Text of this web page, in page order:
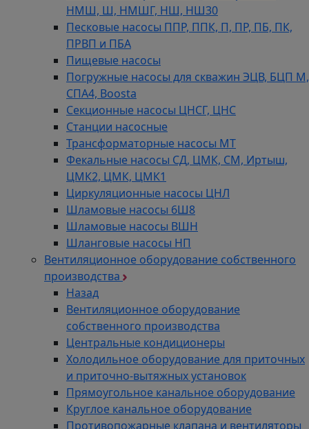
НМШ, Ш, НМШГ, НШ, НШ30
Песковые насосы ППР, ППК, П, ПР, ПБ, ПК,
ПРВП и ПБА
Пищевые насосы
Погружные насосы для скважин ЭЦВ, БЦП М,
СПА4, Boosta
Секционные насосы ЦНСГ, ЦНС
Станции насосные
Трансформаторные насосы МТ
Фекальные насосы СД, ЦМК, СМ, Иртыш,
ЦМК2, ЦМК, ЦМК1
Циркуляционные насосы ЦНЛ
Шламовые насосы 6Ш8
Шламовые насосы ВШН
Шланговые насосы НП
Вентиляционное оборудование собственного
производства
Назад
Вентиляционное оборудование
собственного производства
Центральные кондиционеры
Холодильное оборудование для приточных
и приточно-вытяжных установок
Прямоугольное канальное оборудование
Круглое канальное оборудование
Противопожарные клапана и вентиляторы